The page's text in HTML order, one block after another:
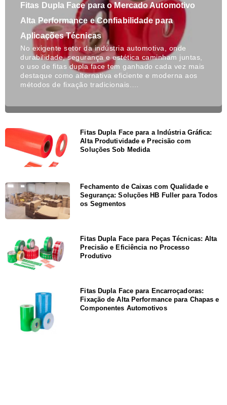
Fitas Dupla Face para o Mercado Automotivo
Alta Performance e Confiabilidade para
Aplicações Técnicas
No exigente setor da indústria automotiva, onde
durabilidade, segurança e estética caminham juntas,
o uso de fitas dupla face tem ganhado cada vez mais
destaque como alternativa eficiente e moderna aos
métodos de fixação tradicionais.…
Fitas Dupla Face para a Indústria Gráfica:
Alta Produtividade e Precisão com
Soluções Sob Medida
Fechamento de Caixas com Qualidade e
Segurança: Soluções HB Fuller para Todos
os Segmentos
Fitas Dupla Face para Peças Técnicas: Alta
Precisão e Eficiência no Processo
Produtivo
Fitas Dupla Face para Encarroçadoras:
Fixação de Alta Performance para Chapas e
Componentes Automotivos